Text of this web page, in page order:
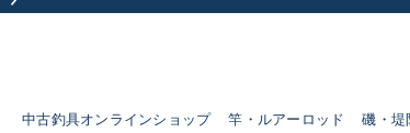
中古釣具オンラインショップ 竿・ルアーロッド 磯・堤